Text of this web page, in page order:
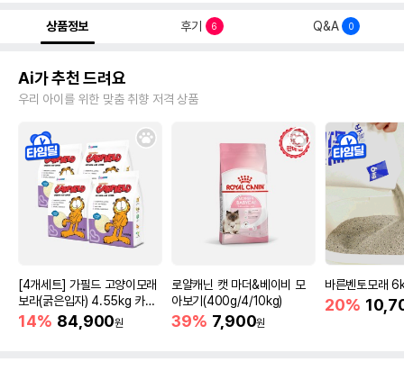
상품정보 후기 6 Q&A 0
Ai가 추천 드려요
우리 아이를 위한 맞춤 취향 저격 상품
[4개세트] 가필드 고양이모래
보라(굵은입자) 4.55kg 카사
바모래
14% 84,900원
로얄캐닌 캣 마더&베이비 모
아보기(400g/4/10kg)
39% 7,900원
바른벤토모래
20%